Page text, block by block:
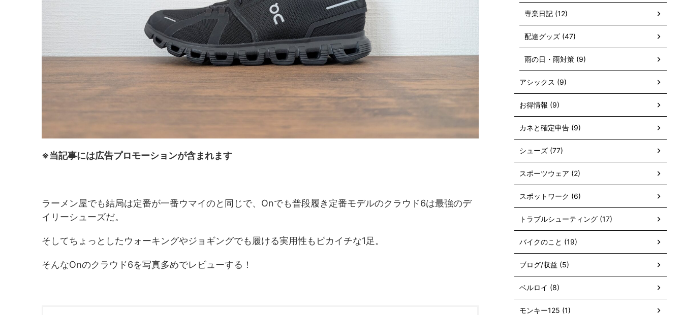
※当記事には広告プロモーションが含まれます
ラーメン屋でも結局は定番が一番ウマイのと同じで、Onでも普段履き定番モデルのクラウド6は最強のデ
イリーシューズだ。
そしてちょっとしたウォーキングやジョギングでも履ける実用性もピカイチな1足。
そんなOnのクラウド6を写真多めでレビューする！
専業日記 (12)
配達グッズ (47)
雨の日・雨対策 (9)
アシックス (9)
お得情報 (9)
カネと確定申告 (9)
シューズ (77)
スポーツウェア (2)
スポットワーク (6)
トラブルシューティング (17)
バイクのこと (19)
ブログ/収益 (5)
ベルロイ (8)
モンキー125 (1)